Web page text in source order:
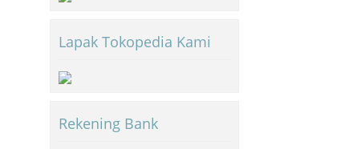
Lapak Tokopedia Kami
Rekening Bank